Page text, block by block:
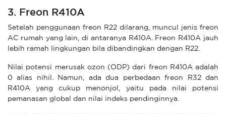
3. Freon R410A
Setelah penggunaan freon R22 dilarang, muncul jenis freon
AC rumah yang lain, di antaranya R410A. Freon R410A jauh
lebih ramah lingkungan bila dibandingkan dengan R22.
Nilai potensi merusak ozon (ODP) dari freon R410A adalah
0 alias nihil. Namun, ada dua perbedaan freon R32 dan
R410A yang cukup menonjol, yaitu pada nilai potensi
pemanasan global dan nilai indeks pendinginnya.